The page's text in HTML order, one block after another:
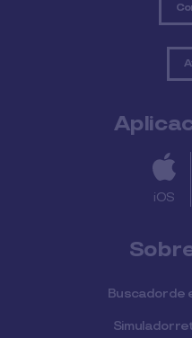
iOS
Buscador de
Simulador